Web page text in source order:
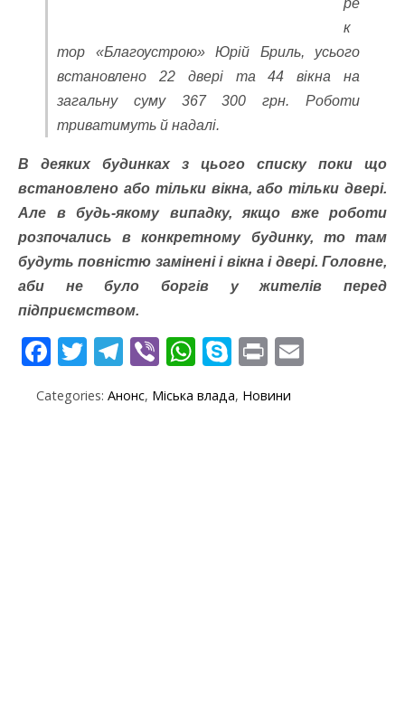
к
тор «Благоустрою» Юрій Бриль, усього
встановлено 22 двері та 44 вікна на
загальну суму 367 300 грн. Роботи
триватимуть й надалі.
В деяких будинках з цього списку поки що
встановлено або тільки вікна, або тільки двері.
Але в будь-якому випадку, якщо вже роботи
розпочались в конкретному будинку, то там
будуть повністю замінені і вікна і двері. Головне,
аби не було боргів у жителів перед
підприємством.
F
ac
e
T
w
itt
T
el
e
Vi
b
er
W
h
at
S
k
y
Pr
in
t
Categories: Анонс, Міська влада, Новини